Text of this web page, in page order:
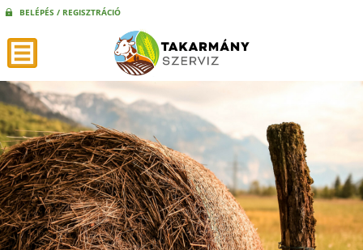
BELÉPÉS / REGISZTRÁCIÓ